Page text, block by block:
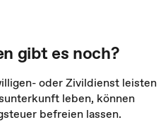
gibt es noch?
oder Zivildienst leisten
leben, können
befreien lassen.